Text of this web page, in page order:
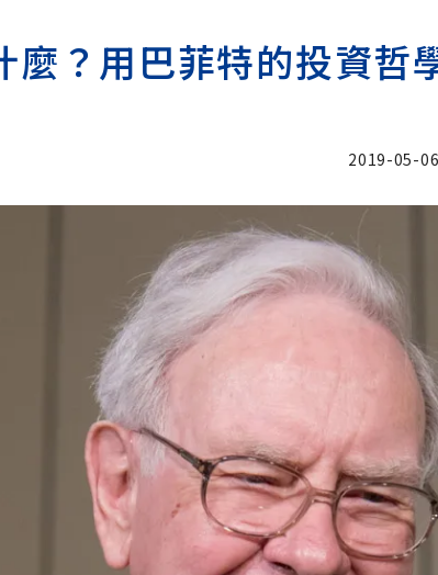
麼？用巴菲特的投資哲
2019-05-06